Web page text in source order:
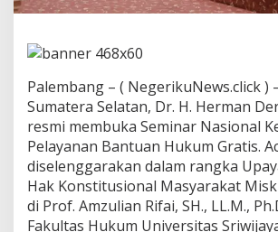
,
T
e
g
a
s
k
a
Palembang – ( NegerikuNews.click )
Sumatera Selatan, Dr. H. Herman
resmi membuka Seminar Nasional
Pelayanan Bantuan Hukum Gratis.
diselenggarakan dalam rangka
Hak Konstitusional Masyarakat
di Prof. Amzulian Rifai, SH., LL.M.,
Fakultas Hukum Universitas